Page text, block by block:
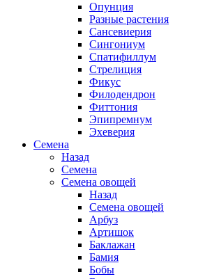
Опунция
Разные растения
Сансевиерия
Сингониум
Спатифиллум
Стрелиция
Фикус
Филодендрон
Фиттония
Эпипремнум
Эхеверия
Семена
Назад
Семена
Семена овощей
Назад
Семена овощей
Арбуз
Артишок
Баклажан
Бамия
Бобы